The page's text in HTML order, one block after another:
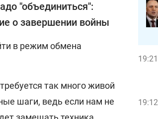
"объединиться":
о завершении войны
в режим обмена
так много живой
шаги, ведь если нам не
19:21
19:12